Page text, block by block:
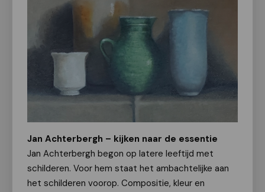
Jan Achterbergh – kijken naar de essentie
Jan Achterbergh begon op latere leeftijd met
schilderen. Voor hem staat het ambachtelijke aan
het schilderen voorop. Compositie, kleur en